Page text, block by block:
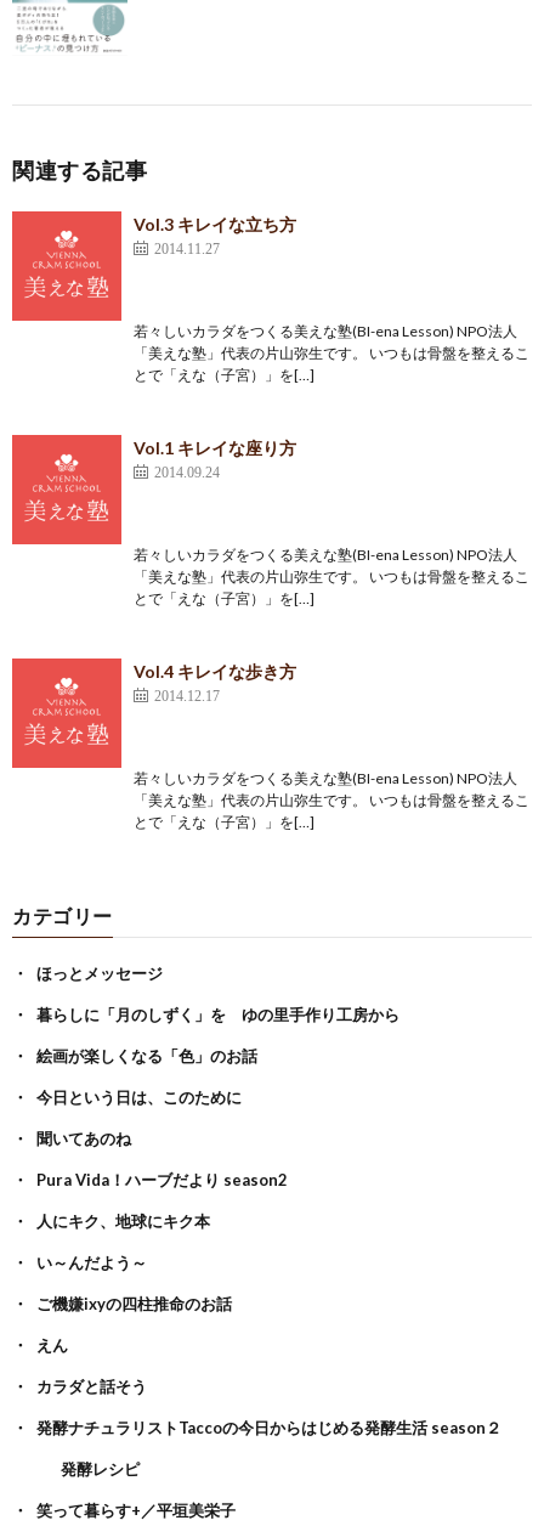
関連する記事
Vol.3 キレイな立ち方
2014.11.27
若々しいカラダをつくる美えな塾(BI-ena Lesson) NPO法人
「美えな塾」代表の片山弥生です。 いつもは骨盤を整えるこ
とで「えな（子宮）」を[…]
Vol.1 キレイな座り方
2014.09.24
若々しいカラダをつくる美えな塾(BI-ena Lesson) NPO法人
「美えな塾」代表の片山弥生です。 いつもは骨盤を整えるこ
とで「えな（子宮）」を[…]
Vol.4 キレイな歩き方
2014.12.17
若々しいカラダをつくる美えな塾(BI-ena Lesson) NPO法人
「美えな塾」代表の片山弥生です。 いつもは骨盤を整えるこ
とで「えな（子宮）」を[…]
カテゴリー
ほっとメッセージ
暮らしに「月のしずく」を ゆの里手作り工房から
絵画が楽しくなる「色」のお話
今日という日は、このために
聞いてあのね
Pura Vida！ハーブだより season2
人にキク、地球にキク本
い～んだよう～
ご機嫌ixyの四柱推命のお話
えん
カラダと話そう
発酵ナチュラリストTaccoの今日からはじめる発酵生活 season２
発酵レシピ
笑って暮らす+／平垣美栄子